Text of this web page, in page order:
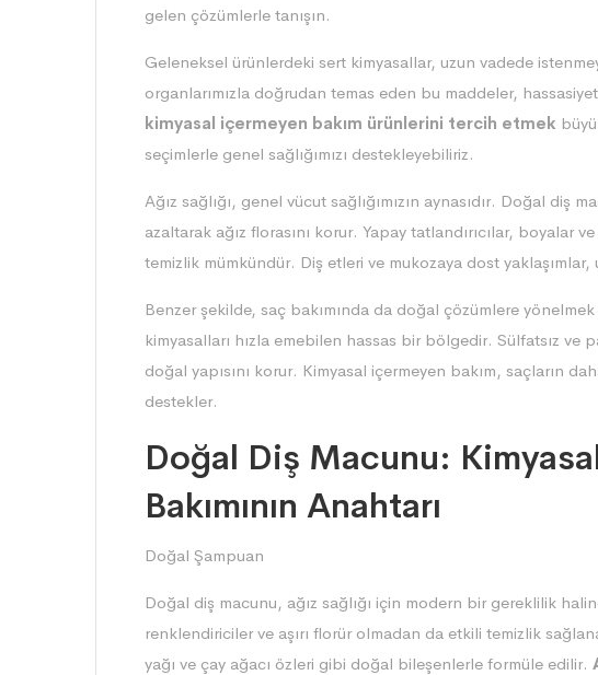
gelen çözümlerle tanışın.
Geleneksel ürünlerdeki sert kimyasallar, uzun vadede
organlarımızla doğrudan temas eden bu maddeler,
kimyasal içermeyen bakım ürünlerini tercih etmek
seçimlerle genel sağlığımızı destekleyebiliriz.
Ağız sağlığı, genel vücut sağlığımızın aynasıdır. Doğal diş
azaltarak ağız florasını korur. Yapay tatlandırıcılar, boyalar
temizlik mümkündür. Diş etleri ve mukozaya dost yaklaşımlar,
Benzer şekilde, saç bakımında da doğal çözümlere
kimyasalları hızla emebilen hassas bir bölgedir. Sülfatsız ve
doğal yapısını korur. Kimyasal içermeyen bakım, saçların
destekler.
Doğal Diş Macunu:
Bakımının Anahtarı
Doğal Şampuan
Doğal diş macunu, ağız sağlığı için modern bir gereklilik
renklendiriciler ve aşırı florür olmadan da etkili temizlik
yağı ve çay ağacı özleri gibi doğal bileşenlerle formüle edilir.